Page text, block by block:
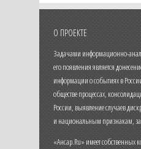
О ПРОЕКТЕ
Задачами информационно-
его появления является
информации о событиях в
обществе процессах,
России, выявление случаев
и национальным признакам,
«Ансар.Ru» имеет собственных